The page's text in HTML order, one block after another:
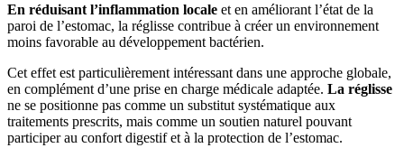
En réduisant l’inflammation locale et en améliorant l’état de la
paroi de l’estomac, la réglisse contribue à créer un environnement
moins favorable au développement bactérien.
Cet effet est particulièrement intéressant dans une approche globale,
en complément d’une prise en charge médicale adaptée. La réglisse
ne se positionne pas comme un substitut systématique aux
traitements prescrits, mais comme un soutien naturel pouvant
participer au confort digestif et à la protection de l’estomac.